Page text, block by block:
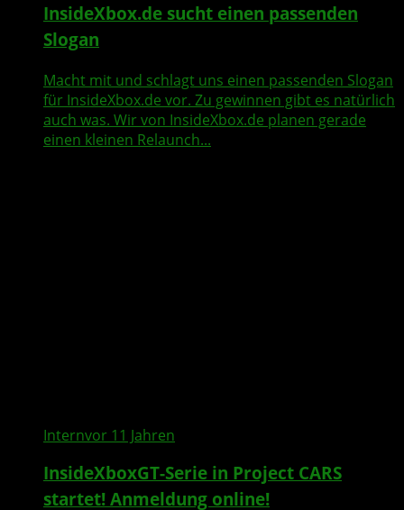
InsideXbox.de sucht einen passenden
Slogan
Macht mit und schlagt uns einen passenden Slogan
für InsideXbox.de vor. Zu gewinnen gibt es natürlich
auch was. Wir von InsideXbox.de planen gerade
einen kleinen Relaunch...
Internvor 11 Jahren
InsideXboxGT-Serie in Project CARS
startet! Anmeldung online!